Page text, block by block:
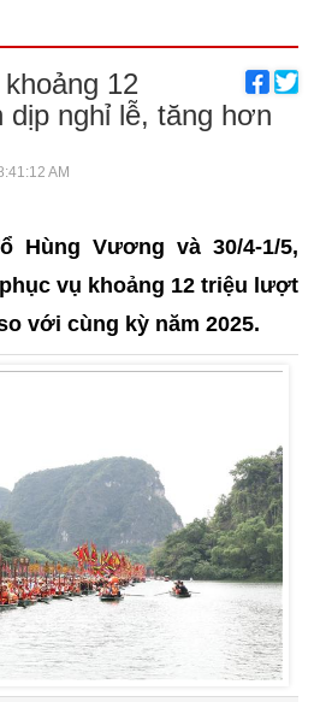
12
nghỉ lễ, tăng hơn
AM
Hùng Vương và 30/4-1/5,
vụ khoảng 12 triệu lượt
với cùng kỳ năm 2025.